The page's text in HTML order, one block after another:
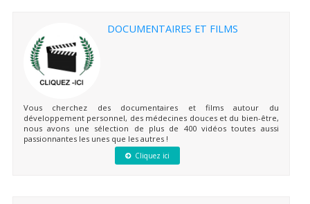
DOCUMENTAIRES ET FILMS
Vous cherchez des documentaires et films autour du
développement personnel, des médecines douces et du bien-être,
nous avons une sélection de plus de 400 vidéos toutes aussi
passionnantes les unes que les autres !
Cliquez ici